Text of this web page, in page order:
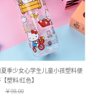
季少女心学生儿童小孩塑料便
塑料/红色】
￥98.00